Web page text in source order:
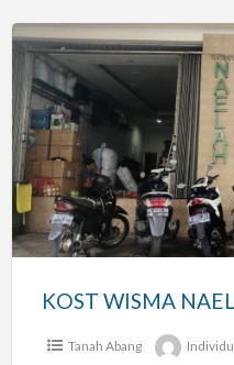
KOST
WISMA
NAELAH
–
KOSAN
IHSAN
Tanah Abang Individu